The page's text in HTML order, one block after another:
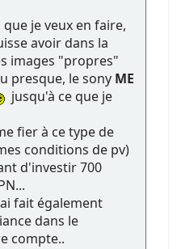
je veux en faire,
avoir dans la
images "propres"
presque, le sony ME
jusqu'à ce que je
fier à ce type de
conditions de pv)
d'investir 700
fait également
dans le
compte..